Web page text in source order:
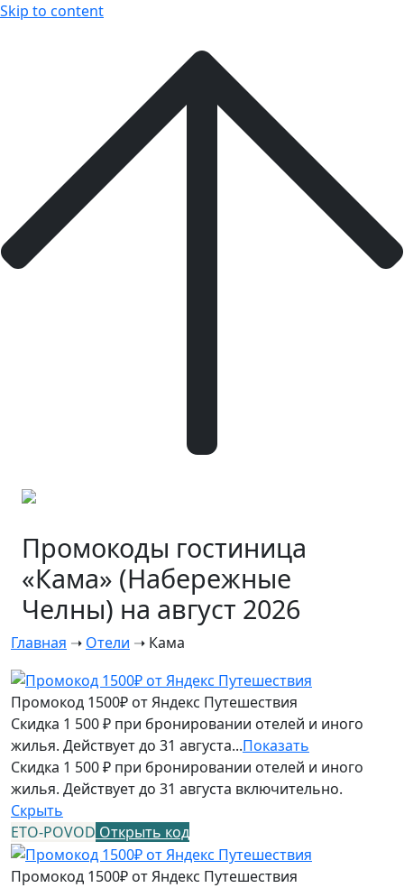
Skip to content
Промокоды гостиница
«Кама» (Набережные
Челны) на август 2026
Главная ➝ Отели ➝ Кама
Промокод 1500₽ от Яндекс Путешествия
Скидка 1 500 ₽ при бронировании отелей и иного
жилья. Действует до 31 августа...Показать
Скидка 1 500 ₽ при бронировании отелей и иного
жилья. Действует до 31 августа включительно.
Скрыть
ETO-POVOD Открыть код
Промокод 1500₽ от Яндекс Путешествия